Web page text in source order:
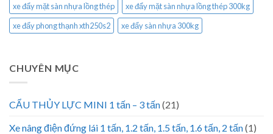
xe đẩy mặt sàn nhựa lồng thép
xe đẩy mặt sàn nhựa lồng thép 300kg
xe đẩy phong thạnh xth250s2
xe đẩy sàn nhựa 300kg
CHUYÊN MỤC
CẨU THỦY LỰC MINI 1 tấn – 3 tấn(21)
Xe nâng điện đứng lái 1 tấn, 1.2 tấn, 1.5 tấn, 1.6 tấn, 2 tấn(1)